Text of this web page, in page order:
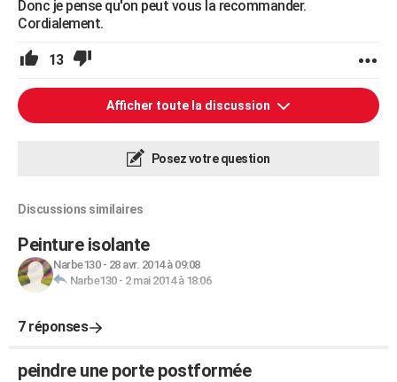
Donc je pense qu'on peut vous la recommander.
Cordialement.
13
Afficher toute la discussion
Posez votre question
Discussions similaires
Peinture isolante
Narbe130- 28 avr. 2014 à 09:08
Narbe130- 2 mai 2014 à 18:06
7 réponses
peindre une porte postformée